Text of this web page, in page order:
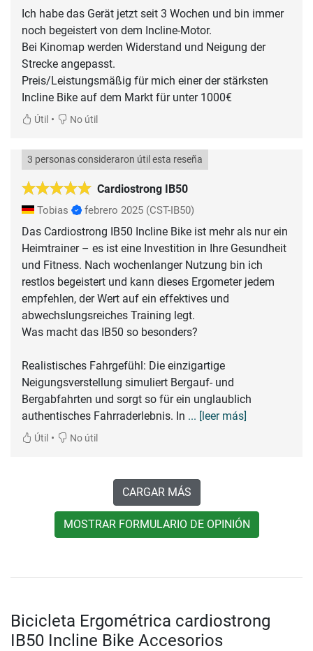
Ich habe das Gerät jetzt seit 3 Wochen und bin immer
noch begeistert von dem Incline-Motor.
Bei Kinomap werden Widerstand und Neigung der
Strecke angepasst.
Preis/Leistungsmäßig für mich einer der stärksten
Incline Bike auf dem Markt für unter 1000€
Útil • No útil
Cardiostrong IB50
3 personas consideraron útil esta reseña
Tobias febrero 2025 (CST-IB50)
Das Cardiostrong IB50 Incline Bike ist mehr als nur ein
Heimtrainer – es ist eine Investition in Ihre Gesundheit
und Fitness. Nach wochenlanger Nutzung bin ich
restlos begeistert und kann dieses Ergometer jedem
empfehlen, der Wert auf ein effektives und
abwechslungsreiches Training legt.
Was macht das IB50 so besonders?
Realistisches Fahrgefühl: Die einzigartige
Neigungsverstellung simuliert Bergauf- und
Bergabfahrten und sorgt so für ein unglaublich
authentisches Fahrraderlebnis. In ... [leer más]
Útil • No útil
CARGAR MÁS
MOSTRAR FORMULARIO DE OPINIÓN
Bicicleta Ergométrica cardiostrong
IB50 Incline Bike Accesorios